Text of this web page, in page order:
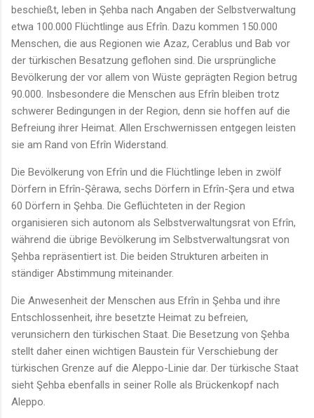
beschießt, leben in Şehba nach Angaben der Selbstverwaltung
etwa 100.000 Flüchtlinge aus Efrîn. Dazu kommen 150.000
Menschen, die aus Regionen wie Azaz, Cerablus und Bab vor
der türkischen Besatzung geflohen sind. Die ursprüngliche
Bevölkerung der vor allem von Wüste geprägten Region betrug
90.000. Insbesondere die Menschen aus Efrîn bleiben trotz
schwerer Bedingungen in der Region, denn sie hoffen auf die
Befreiung ihrer Heimat. Allen Erschwernissen entgegen leisten
sie am Rand von Efrîn Widerstand.
Die Bevölkerung von Efrîn und die Flüchtlinge leben in zwölf
Dörfern in Efrîn-Şêrawa, sechs Dörfern in Efrîn-Şera und etwa
60 Dörfern in Şehba. Die Geflüchteten in der Region
organisieren sich autonom als Selbstverwaltungsrat von Efrîn,
während die übrige Bevölkerung im Selbstverwaltungsrat von
Şehba repräsentiert ist. Die beiden Strukturen arbeiten in
ständiger Abstimmung miteinander.
Die Anwesenheit der Menschen aus Efrîn in Şehba und ihre
Entschlossenheit, ihre besetzte Heimat zu befreien,
verunsichern den türkischen Staat. Die Besetzung von Şehba
stellt daher einen wichtigen Baustein für Verschiebung der
türkischen Grenze auf die Aleppo-Linie dar. Der türkische Staat
sieht Şehba ebenfalls in seiner Rolle als Brückenkopf nach
Aleppo.